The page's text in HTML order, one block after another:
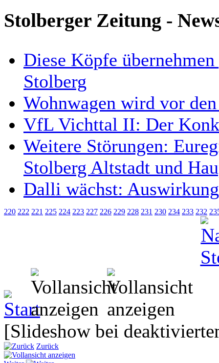
Stolberger Zeitung -
Diese Köpfe
Stolberg
Wohnwagen wird vor
VfL Vichttal II: Der
Weitere Störungen:
Stolberg Altstadt und
Dalli wächst:
220 222 221 225 224 223 227 226 229 228 231 230 234 233 232
[Slideshow bei
Zurück